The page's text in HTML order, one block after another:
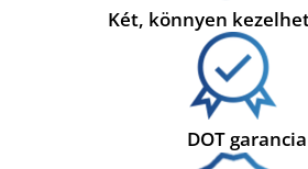
Két, könnyen
DOT garancia